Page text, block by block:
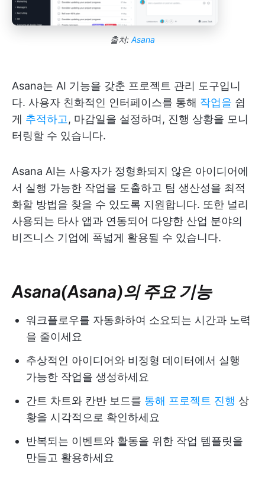
출처: Asana
Asana는 AI 기능을 갖춘 프로젝트 관리 도구입니
다. 사용자 친화적인 인터페이스를 통해 작업을 쉽
게 추적하고 , 마감일을 설정하며, 진행 상황을 모니
터링할 수 있습니다.
Asana AI는 사용자가 정형화되지 않은 아이디어에
서 실행 가능한 작업을 도출하고 팀 생산성을 최적
화할 방법을 찾을 수 있도록 지원합니다. 또한 널리
사용되는 타사 앱과 연동되어 다양한 산업 분야의
비즈니스 기업에 폭넓게 활용될 수 있습니다.
Asana(Asana)의 주요 기능
워크플로우를 자동화하여 소요되는 시간과 노력
을 줄이세요
추상적인 아이디어와 비정형 데이터에서 실행
가능한 작업을 생성하세요
간트 차트와 칸반 보드를 통해 프로젝트 진행 상
황을 시각적으로 확인하세요
반복되는 이벤트와 활동을 위한 작업 템플릿을
만들고 활용하세요